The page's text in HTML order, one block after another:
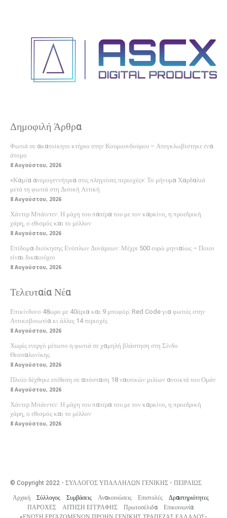
Δημοφιλή Άρθρα
Φωτιά σε ακατοίκητο κτήριο στην Κουμουνδούρου – Απεγκλωβίστηκε ένα
άτομο
8 Αυγούστου, 2026
«Καμία ανεμογεννήτρια στις πληγείσες περιοχές»: Το μήνυμα Χαρδαλιά
μετά τη φωτιά στη Δυτική Αττική
8 Αυγούστου, 2026
Χάντερ Μπάιντεν: Η μάχη του πατέρα του με τον καρκίνο, η προεδρική
χάρη, ο εθισμός και το μέλλον
8 Αυγούστου, 2026
Επίδομα διοίκησης Ενόπλων Δυνάμεων: Μέχρι 500 ευρώ μηνιαίως – Ποιοι
είναι δικαιούχοι
8 Αυγούστου, 2026
Τελευταία Νέα
Επικίνδυνο 48ωρο με 40άρια και 9 μποφόρ: Red Code για φωτιές στην
Αττικοβοιωτία κι άλλες 14 περιοχές
8 Αυγούστου, 2026
Χωρίς ενεργό μέτωπο η φωτιά σε χαμηλή βλάστηση στη Σίνδο
Θεσσαλονίκης
8 Αυγούστου, 2026
Πλοίο δέχθηκε επίθεση σε απόσταση 18 ναυτικών μιλίων ανοικτά του Ομάν
8 Αυγούστου, 2026
Χάντερ Μπάιντεν: Η μάχη του πατέρα του με τον καρκίνο, η προεδρική
χάρη, ο εθισμός και το μέλλον
8 Αυγούστου, 2026
© Copyright 2022 - ΣΥΛΛΟΓΟΣ ΥΠΑΛΛΗΛΩΝ ΓΕΝΙΚΗΣ - ΠΕΙΡΑΙΩΣ
Αρχική
Σύλλογος Συμβάσεις Ανακοινώσεις Επιστολές
Δραστηριότητες
ΠΑΡΟΧΕΣ
ΑΙΤΗΣΗ ΕΓΓΡΑΦΗΣ Πρωτοσέλιδα
Επικοινωνία